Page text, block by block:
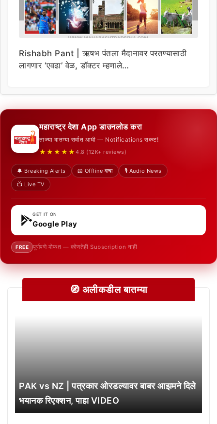
Rishabh Pant | ऋषभ पंतला मैदानावर परतण्यासाठी
लागणार ‘एवढा’ वेळ, डॉक्टर म्हणाले…
महाराष्ट्र देशा App डाउनलोड करा
ताज्या बातम्या सर्वात आधी — Notifications सकट!
★★★★★ 4.8 (12K+ reviews)
🔔 Breaking Alerts 📖 Offline वाचा
🎙️ Audio News
📺 Live TV
GET IT ON
Google Play
FREE पूर्णपणे मोफत — कोणतेही Subscription नाही
🧭 अलीकडील बातम्या
PAK vs NZ | पत्रकार ओरडल्यावर बाबर आझमने दिले
भयानक रिएक्शन, पाहा VIDEO